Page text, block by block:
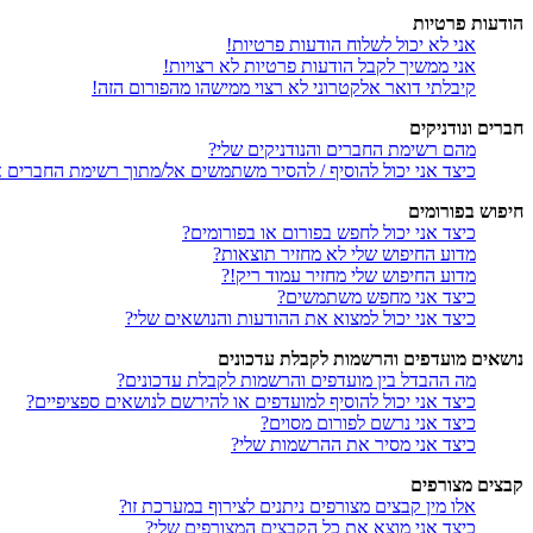
הודעות פרטיות
אני לא יכול לשלוח הודעות פרטיות!
אני ממשיך לקבל הודעות פרטיות לא רצויות!
קיבלתי דואר אלקטרוני לא רצוי ממישהו מהפורום הזה!
חברים ונודניקים
מהם רשימת החברים והנודניקים שלי?
כיצד אני יכול להוסיף / להסיר משתמשים אל/מתוך רשימת החברים
חיפוש בפורומים
כיצד אני יכול לחפש בפורום או בפורומים?
מדוע החיפוש שלי לא מחזיר תוצאות?
מדוע החיפוש שלי מחזיר עמוד ריק!?
כיצד אני מחפש משתמשים?
כיצד אני יכול למצוא את ההודעות והנושאים שלי?
נושאים מועדפים והרשמות לקבלת עדכונים
מה ההבדל בין מועדפים והרשמות לקבלת עדכונים?
כיצד אני יכול להוסיף למועדפים או להירשם לנושאים ספציפיים?
כיצד אני נרשם לפורום מסוים?
כיצד אני מסיר את ההרשמות שלי?
קבצים מצורפים
אלו מין קבצים מצורפים ניתנים לצירוף במערכת זו?
כיצד אני מוצא את כל הקבצים המצורפים שלי?